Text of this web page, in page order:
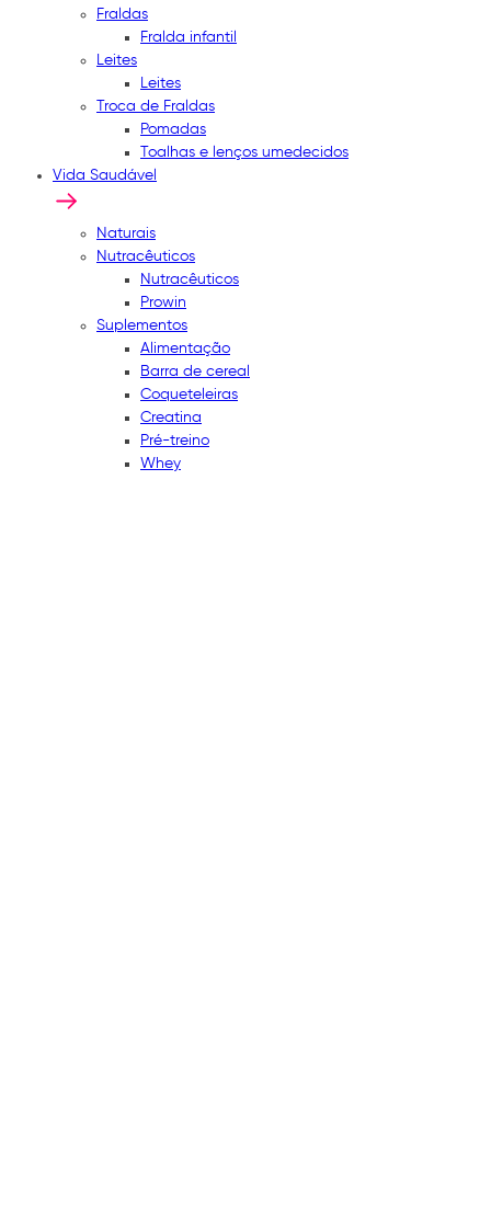
Fraldas
Fralda infantil
Leites
Leites
Troca de Fraldas
Pomadas
Toalhas e lenços umedecidos
Vida Saudável
Naturais
Nutracêuticos
Nutracêuticos
Prowin
Suplementos
Alimentação
Barra de cereal
Coqueteleiras
Creatina
Pré-treino
Whey